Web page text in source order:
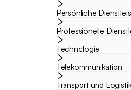
Persönliche
Professionelle
Technologie
Telekommunikation
Transport und Logistik